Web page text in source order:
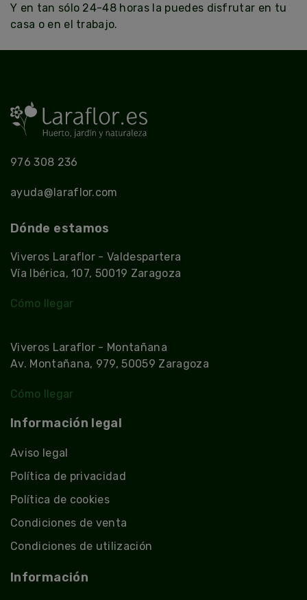
Y en tan sólo 24-48 horas la puedes disfrutar en tu
casa o en el trabajo.
976 308 236
ayuda@laraflor.com
Dónde estamos
Viveros Laraflor - Valdespartera
Vía Ibérica, 107, 50019 Zaragoza
Cómo llegar
Viveros Laraflor - Montañana
Av. Montañana, 979, 50059 Zaragoza
Cómo llegar
Información legal
Aviso legal
Política de privacidad
Política de cookies
Condiciones de venta
Condiciones de utilización
Información